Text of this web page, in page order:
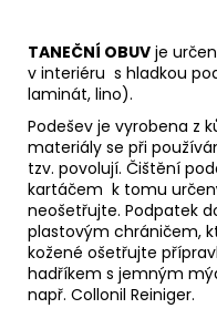
TANEČNÍ OBUV je
v interiéru s hladkou
Podešev je vyrobena z
materiály se při
tzv. povolují. Čištění
kartáčem k tomu
neošetřujte. Podpatek
plastovým chráničem,
kožené ošetřujte
hadříkem s jemným
např. Collonil Reiniger.